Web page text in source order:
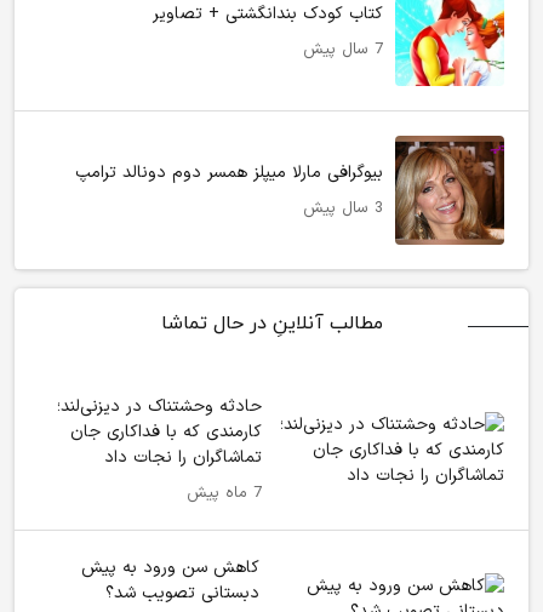
کتاب کودک بندانگشتی + تصاویر
7 سال پیش
بیوگرافی مارلا میپلز همسر دوم دونالد ترامپ
3 سال پیش
مطالب آنلاینِ در حال تماشا
حادثه وحشتناک در دیزنی‌لند؛
کارمندی که با فداکاری جان
تماشاگران را نجات داد
7 ماه پیش
کاهش سن ورود به پیش
دبستانی تصویب شد؟